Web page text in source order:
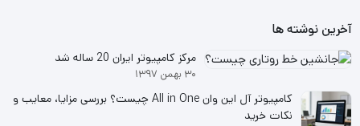
آخرین نوشته ها
مرکز کامپیوتر ایران 20 ساله شد
۳۰ بهمن ۱۳۹۷
کامپیوتر آل این وان All in One چیست؟ بررسی مزایا، معایب و
نکات خرید